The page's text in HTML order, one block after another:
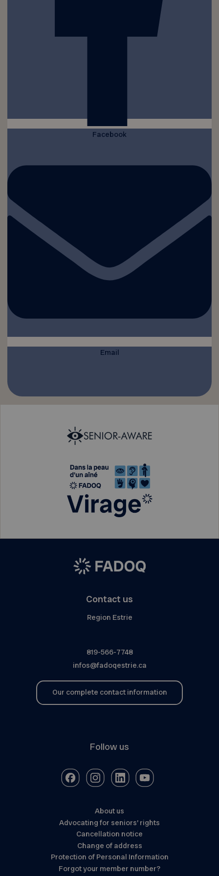
Facebook
Email
Contact us
Region Estrie
819-566-7748
infos@fadoqestrie.ca
Our complete contact information
Follow us
About us
Advocating for seniors’ rights
Cancellation notice
Change of address
Protection of Personal Information
Forgot your member number?